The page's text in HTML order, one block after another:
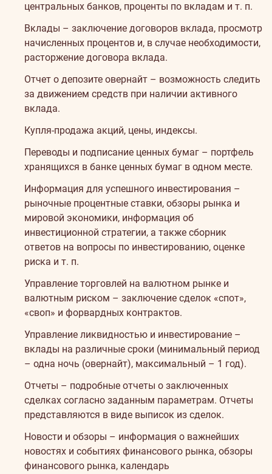
центральных банков, проценты по вкладам и т. п.
Вклады – заключение договоров вклада, просмотр
начисленных процентов и, в случае необходимости,
расторжение договора вклада.
Отчет о депозите овернайт – возможность следить
за движением средств при наличии активного
вклада.
Купля-продажа акций, цены, индексы.
Переводы и подписание ценных бумаг – портфель
хранящихся в банке ценных бумаг в одном месте.
Информация для успешного инвестирования –
рыночные процентные ставки, обзоры рынка и
мировой экономики, информация об
инвестиционной стратегии, а также сборник
ответов на вопросы по инвестированию, оценке
риска и т. п.
Управление торговлей на валютном рынке и
валютным риском – заключение сделок «спот»,
«своп» и форвардных контрактов.
Управление ликвидностью и инвестирование –
вклады на различные сроки (минимальный период
– одна ночь (овернайт), максимальный – 1 год).
Отчеты – подробные отчеты о заключенных
сделках согласно заданным параметрам. Отчеты
представляются в виде выписок из сделок.
Новости и обзоры – информация о важнейших
новостях и событиях финансового рынка, обзоры
финансового рынка, календарь